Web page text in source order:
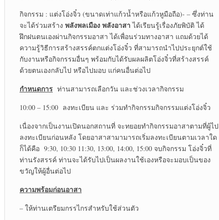
กิจกรรม : แต่งโอ่งจิ๋ว (ขนาดเท่าแก้วน้ำหรือแก้วหูมือถือ)- – ซึ่งท่าน
จะได้ร่วมสร้าง พลังพลเมือง พลังอาสา ได้เรียนรู้เรื่องภัยพิบัติ ได้
ฝึกฝนตนเองผ่านกิจกรรมอาสา ได้เพื่อนร่วมทางอาสา แถมด้วยได้
ความรู้วิธีการสร้างสรรค์ตกแต่งโอ่งจิ๋ว ที่สามารถนำไปประยุกต์ใช้
กับงานหรือกิจกรรมอื่นๆ พร้อมกับได้รับผลผลิตโอ่งจิ๋วที่สร้างสรรค์
ด้วยตนเองกลับไป หรือไปมอบ แก่คนอื่นต่อไป
กำหนดการท่านสามารถเลือกวัน และช่วงเวลากิจกรรม
10:00 – 15:00 ลงทะเบียน และ ร่วมทำกิจกรรมกิจกรรมแต่งโอ่งจิ๋ว
เนื่องจากเป็นงานเปิดนอกสถานที่ จะทยอยทำกิจกรรมอาสาตามที่ผู้ไป
ลงทะเบียนก่อนหลัง โดยอาสาสามามารถเริ่มลงทะเบียนตามเวลาใด
ก็ได้คือ 9:30, 10:30 11:30, 13:00, 14:00, 15:00 จบกิจกรรม โอ่งจิ๋วที่
ท่านรังสรรค์ ท่านจะได้รับไปเป็นผลงานใช้เองหรือจะมอบเป็นของ
ขวัญให้ผู้อื่นต่อไป
ความพร้อมก่อนอาสา
– ให้ท่านเตรียมกรรไกรสำหรับใช้ส่วนตัว